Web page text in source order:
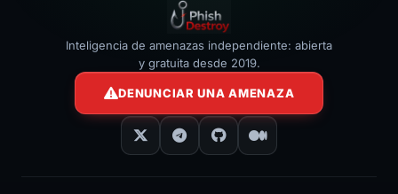
Inteligencia de amenazas independiente: abierta
y gratuita desde 2019.
DENUNCIAR UNA AMENAZA